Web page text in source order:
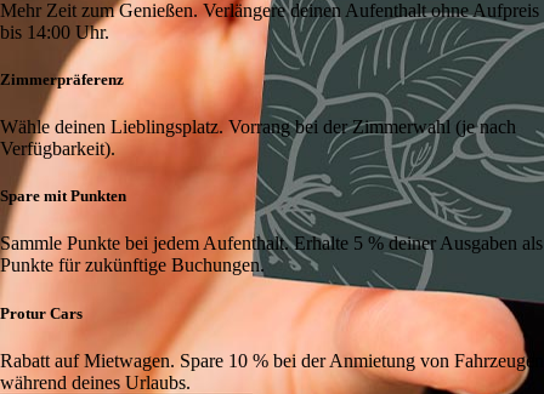
Mehr Zeit zum Genießen. Verlängere deinen Aufenthalt ohne Aufpreis
bis 14:00 Uhr.
Zimmerpräferenz
Wähle deinen Lieblingsplatz. Vorrang bei der Zimmerwahl (je nach
Verfügbarkeit).
Spare mit Punkten
Sammle Punkte bei jedem Aufenthalt. Erhalte 5 % deiner Ausgaben als
Punkte für zukünftige Buchungen.
Protur Cars
Rabatt auf Mietwagen. Spare 10 % bei der Anmietung von Fahrzeugen
während deines Urlaubs.